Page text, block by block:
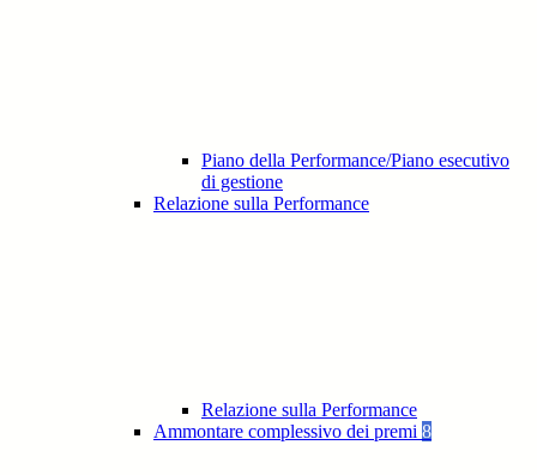
Piano della Performance/Piano esecutivo
di gestione
Relazione sulla Performance
Relazione sulla Performance
Ammontare complessivo dei premi 8